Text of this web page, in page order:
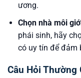
ương.
Chọn nhà môi
phái sinh, hãy
có uy tín để đảm
Câu Hỏi Thường